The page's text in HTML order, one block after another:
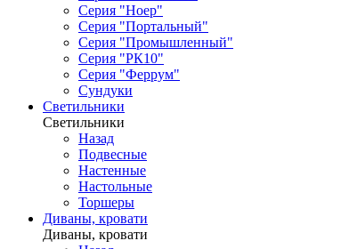
Серия "Ноер"
Серия "Портальный"
Серия "Промышленный"
Серия "РК10"
Серия "Феррум"
Сундуки
Светильники
Светильники
Назад
Подвесные
Настенные
Настольные
Торшеры
Диваны, кровати
Диваны, кровати